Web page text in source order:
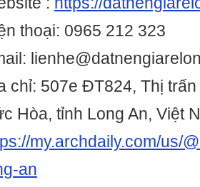
thoại: 0965 212 323
chỉ: 507e ĐT824, Thị
Hòa, tỉnh Long An, Việt
my.archdaily.com/us/
an